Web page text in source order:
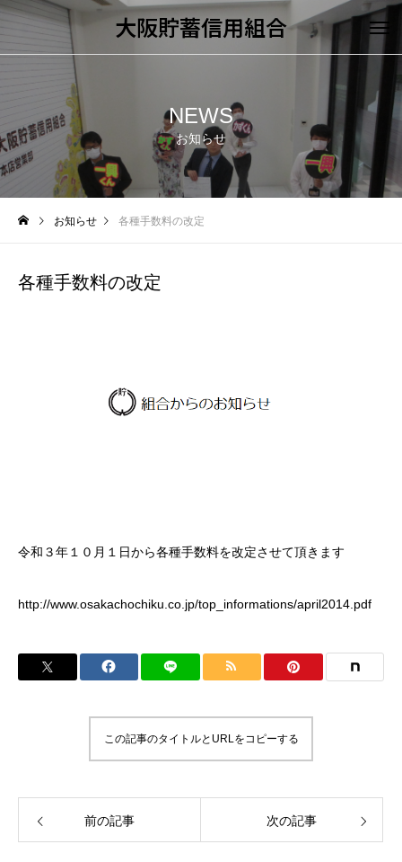
大阪貯蓄信用組合
NEWS
お知らせ
お知らせ 各種手数料の改定
各種手数料の改定
令和３年１０月１日から各種手数料を改定させて頂きます
http://www.osakachochiku.co.jp/top_informations/april2014.pdf
この記事のタイトルとURLをコピーする
前の記事 次の記事